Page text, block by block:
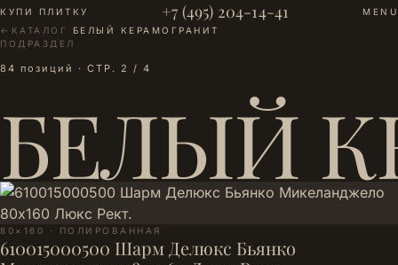
КУПИ ПЛИТКУ +7 (495) 204-14-41
MENU
← КАТАЛОГ · БЕЛЫЙ КЕРАМОГРАНИТ
ПОДРАЗДЕЛ
84 позиций · СТР. 2 / 4
БЕЛЫЙ
80×160 · ПОЛИРОВАННАЯ
610015000500 Шарм Делюкс Бьянко